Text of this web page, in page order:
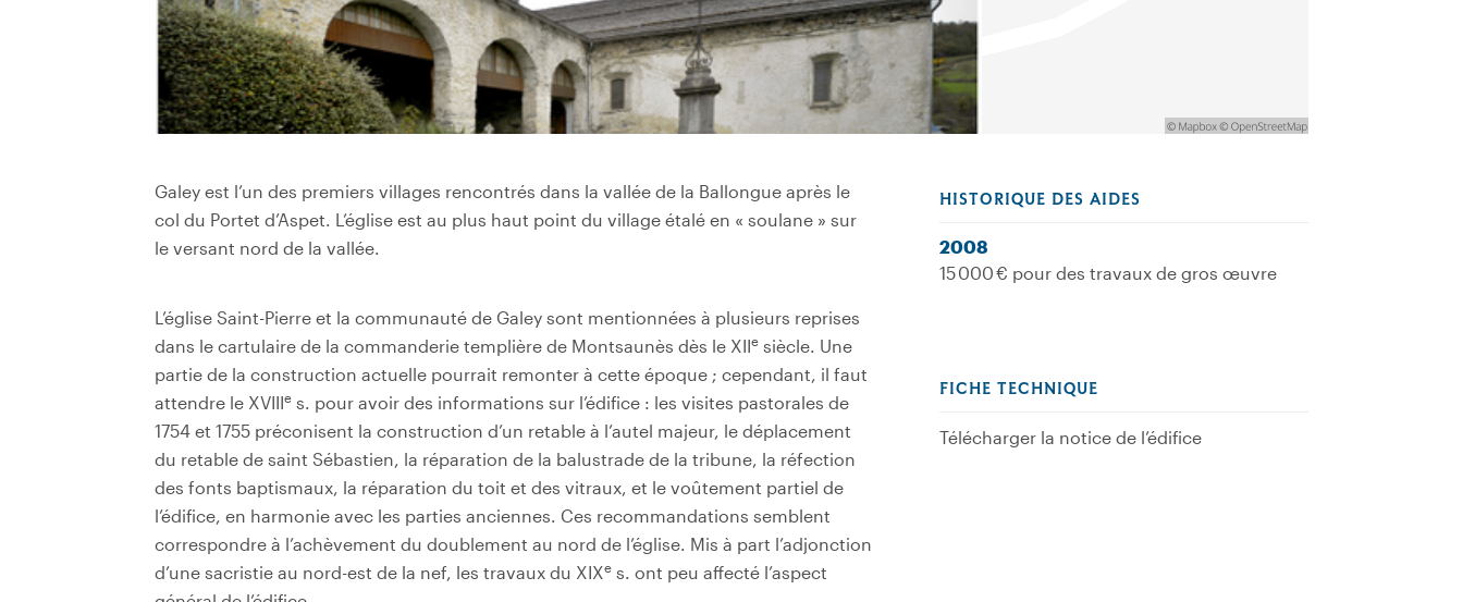
Galey est l’un des premiers villages rencontrés dans la vallée de la Ballongue après le
col du Portet d’Aspet. L’église est au plus haut point du village étalé en « soulane » sur
le versant nord de la vallée.
L’église Saint-Pierre et la communauté de Galey sont mentionnées à plusieurs reprises
dans le cartulaire de la commanderie templière de Montsaunès dès le XIIe siècle. Une
partie de la construction actuelle pourrait remonter à cette époque ; cependant, il faut
attendre le XVIIIe s. pour avoir des informations sur l’édifice : les visites pastorales de
1754 et 1755 préconisent la construction d’un retable à l’autel majeur, le déplacement
du retable de saint Sébastien, la réparation de la balustrade de la tribune, la réfection
des fonts baptismaux, la réparation du toit et des vitraux, et le voûtement partiel de
l’édifice, en harmonie avec les parties anciennes. Ces recommandations semblent
correspondre à l’achèvement du doublement au nord de l’église. Mis à part l’adjonction
d’une sacristie au nord-est de la nef, les travaux du XIXe s. ont peu affecté l’aspect
HISTORIQUE DES AIDES
2008
15 000 € pour des travaux de gros œuvre
FICHE TECHNIQUE
Télécharger la notice de l’édifice